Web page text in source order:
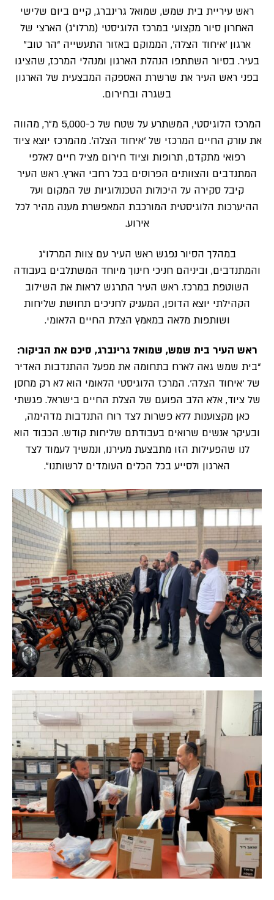
ראש עיריית בית שמש, שמואל גרינברג, קיים ביום שלישי
האחרון סיור מקצועי במרכז הלוגיסטי (מרלו”ג) הארצי של
ארגון ‘איחוד הצלה’, הממוקם באזור התעשייה “הר טוב”
בעיר. בסיור השתתפו הנהלת הארגון ומנהלי המרכז, שהציגו
בפני ראש העיר את שרשרת האספקה המבצעית של הארגון
בשגרה ובחירום.
המרכז הלוגיסטי, המשתרע על שטח של כ-5,000 מ”ר, מהווה
את עורק החיים המרכזי של ‘איחוד הצלה’. מהמרכז יוצא ציוד
רפואי מתקדם, תרופות וציוד חירום מציל חיים לאלפי
המתנדבים והצוותים הפרוסים בכל רחבי הארץ. ראש העיר
קיבל סקירה על היכולות הטכנולוגיות של המקום ועל
ההיערכות הלוגיסטית המורכבת המאפשרת מענה מהיר לכל
אירוע.
במהלך הסיור נפגש ראש העיר עם צוות המרלו”ג
והמתנדבים, וביניהם חניכי חינוך מיוחד המשתלבים בעבודה
השוטפת במרכז. ראש העיר התרגש לראות את השילוב
הקהילתי יוצא הדופן, המעניק לחניכים תחושת שליחות
ושותפות מלאה במאמץ הצלת החיים הלאומי.
ראש העיר בית שמש, שמואל גרינברג, סיכם את הביקור:
“בית שמש גאה לארח בתחומה את מפעל ההתנדבות האדיר
של ‘איחוד הצלה’. המרכז הלוגיסטי הלאומי הוא לא רק מחסן
של ציוד, אלא הלב הפועם של הצלת החיים בישראל. פגשתי
כאן מקצוענות ללא פשרות לצד רוח התנדבות מדהימה,
ובעיקר אנשים שרואים בעבודתם שליחות קודש. הכבוד הוא
לנו שהפעילות הזו מתבצעת מעירנו, ונמשיך לעמוד לצד
הארגון ולסייע בכל הכלים העומדים לרשותנו”.